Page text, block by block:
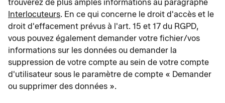
trouverez de plus amples informations au paragraphe
Interlocuteurs. En ce qui concerne le droit d'accès et le
droit d'effacement prévus à l'art. 15 et 17 du RGPD,
vous pouvez également demander votre fichier/vos
informations sur les données ou demander la
suppression de votre compte au sein de votre compte
d'utilisateur sous le paramètre de compte « Demander
ou supprimer des données ».